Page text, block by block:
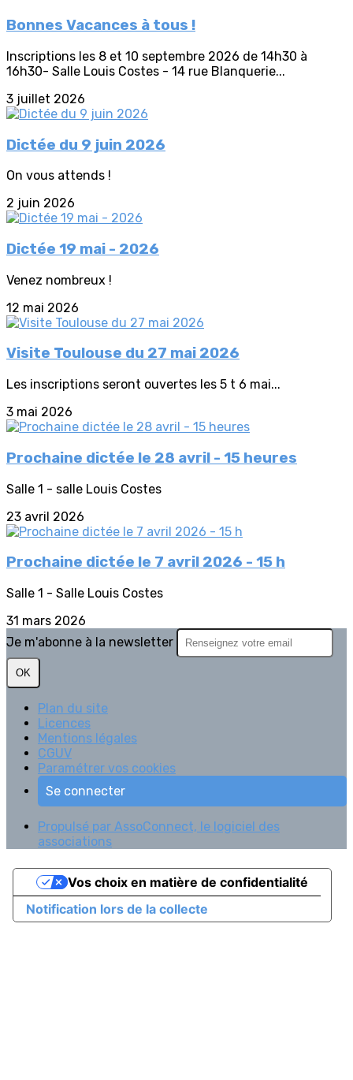
Bonnes Vacances à tous !
Inscriptions les 8 et 10 septembre 2026 de 14h30 à
16h30- Salle Louis Costes - 14 rue Blanquerie...
3 juillet 2026
Dictée du 9 juin 2026
On vous attends !
2 juin 2026
Dictée 19 mai - 2026
Venez nombreux !
12 mai 2026
Visite Toulouse du 27 mai 2026
Les inscriptions seront ouvertes les 5 t 6 mai...
3 mai 2026
Prochaine dictée le 28 avril - 15 heures
Salle 1 - salle Louis Costes
23 avril 2026
Prochaine dictée le 7 avril 2026 - 15 h
Salle 1 - Salle Louis Costes
31 mars 2026
Je m'abonne à la newsletter
OK
Plan du site
Licences
Mentions légales
CGUV
Paramétrer vos cookies
Se connecter
Propulsé par AssoConnect, le logiciel des
associations
Notification lors de la collecte
Vos choix en matière de confidentialité